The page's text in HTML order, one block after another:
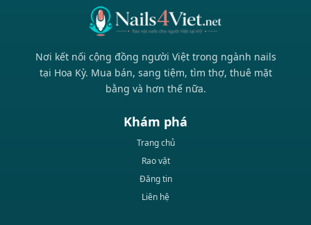
Nơi kết nối cộng đồng người Việt trong ngành nails
tại Hoa Kỳ. Mua bán, sang tiệm, tìm thợ, thuê mặt
bằng và hơn thế nữa.
Khám phá
Trang chủ
Rao vặt
Đăng tin
Liên hệ